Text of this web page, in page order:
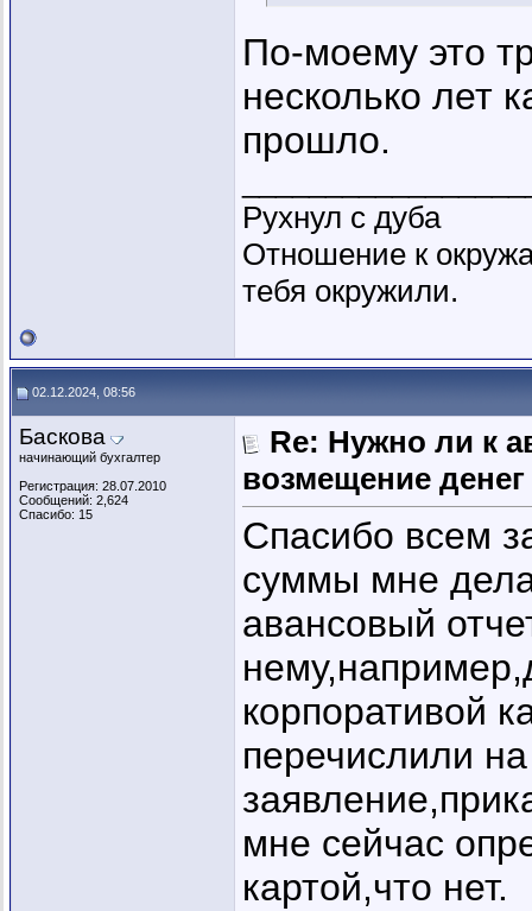
По-моему это
несколько лет
прошло.
Рухнул с дуба
Отношение к
тебя окружили.
02.12.2024, 08:56
Баскова
начинающий бухгалтер
Регистрация: 28.07.2010
Сообщений: 2,624
Спасибо: 15
Re: Нужно ли к
возмещение денег
Спасибо всем
суммы мне
авансовый
корпоративой
перечислили
мне сейчас
картой,что нет.